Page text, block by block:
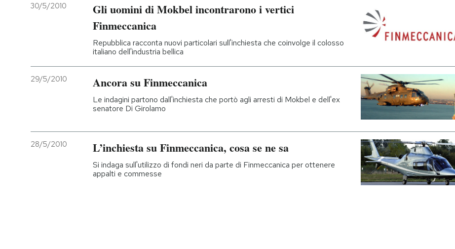
Economia
Altrecose
Mondiali calcio 2026
PODCAST
I MIEI PREFERITI
30/5/2010
Gli uomini di Mokbel incontrarono i vertici
Finmeccanica
Repubblica racconta nuovi particolari sull'inchiesta che coinvolge il colosso
italiano dell'industria bellica
29/5/2010 Ancora su Finmeccanica
Le indagini partono dall'inchiesta che portò agli arresti di Mokbel e dell'ex
senatore Di Girolamo
28/5/2010 L’inchiesta su Finmeccanica, cosa se ne sa
Si indaga sull'utilizzo di fondi neri da parte di Finmeccanica per ottenere
appalti e commesse